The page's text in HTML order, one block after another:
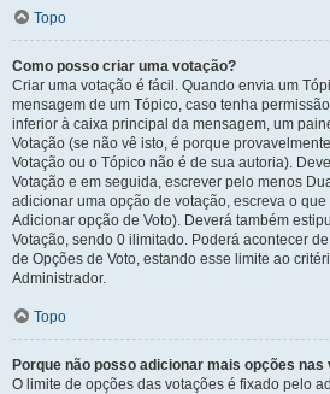
Topo
Como posso criar uma votação?
Criar uma votação é fácil. Quando envia um
mensagem de um Tópico, caso tenha
inferior à caixa principal da mensagem, um
Votação (se não vê isto, é porque
Votação ou o Tópico não é de sua autoria).
Votação e em seguida, escrever pelo menos
adicionar uma opção de votação, escreva o
Adicionar opção de Voto). Deverá também
Votação, sendo 0 ilimitado. Poderá acontecer
de Opções de Voto, estando esse limite ao
Administrador.
Topo
Porque não posso adicionar mais opções nas
O limite de opções das votações é fixado pelo